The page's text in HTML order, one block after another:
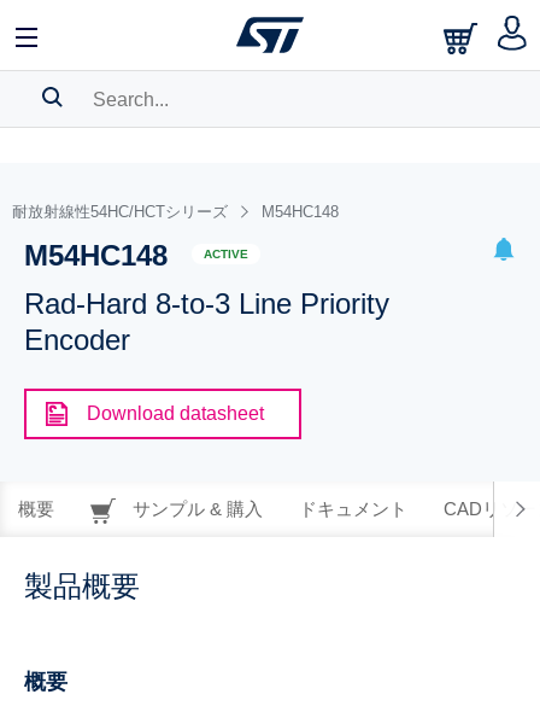
BOOKMARK
Please log in to show your saved searches.
耐放射線性54HC/HCTシリーズ M54HC148
M54HC148 ACTIVE
Rad-Hard 8-to-3 Line Priority
Encoder
Download datasheet
概要 サンプル & 購入 ドキュメント CADリソー
製品概要
概要